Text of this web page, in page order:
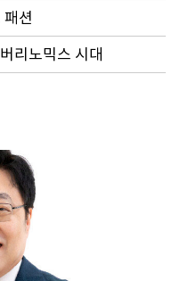
션
리노믹스 시대